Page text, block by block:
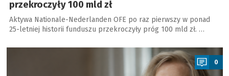
przekroczyły 100 mld zł
Aktywa Nationale-Nederlanden OFE po raz pierwszy w ponad
25-letniej historii funduszu przekroczyły próg 100 mld zł. …
a
0